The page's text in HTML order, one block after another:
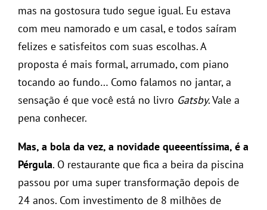
mas na gostosura tudo segue igual. Eu estava
com meu namorado e um casal, e todos saíram
felizes e satisfeitos com suas escolhas. A
proposta é mais formal, arrumado, com piano
tocando ao fundo… Como falamos no jantar, a
sensação é que você está no livro Gatsby. Vale a
pena conhecer.
Mas, a bola da vez, a novidade queeentíssima, é a
Pérgula. O restaurante que fica a beira da piscina
passou por uma super transformação depois de
24 anos. Com investimento de 8 milhões de